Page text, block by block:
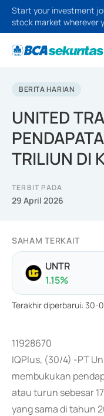
Start your investment
stock market wherever
BERITA HARIAN
UNITED
TRILIUN DI
TERBIT PADA
29 April 2026
SAHAM TERKAIT
UNTR
1.15%
Terakhir diperbarui: 30-
11928670
IQPlus, (30/4) -PT
membukukan
atau turun sebesar
yang sama di tahun